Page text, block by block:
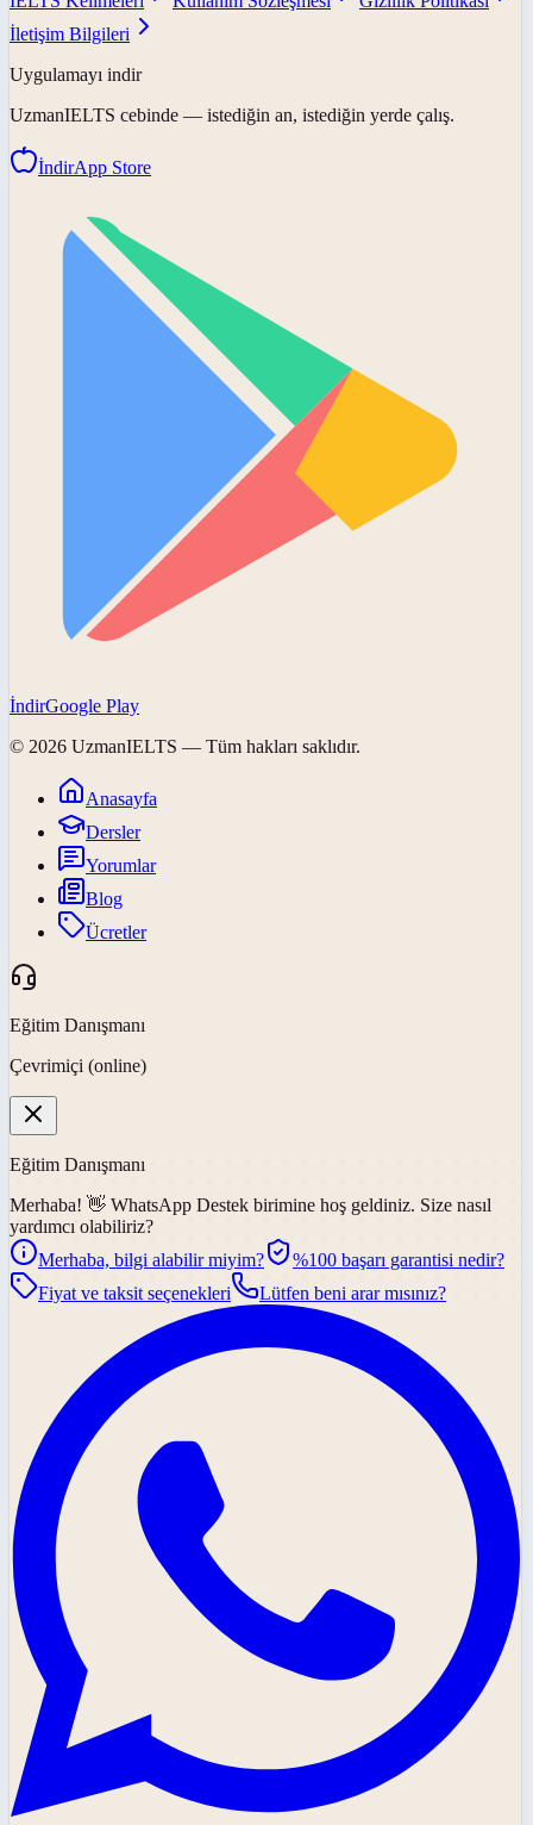
İletişim Bilgileri
Uygulamayı indir
UzmanIELTS cebinde — istediğin an, istediğin yerde çalış.
İndirApp Store
İndirGoogle Play
© 2026 UzmanIELTS — Tüm hakları saklıdır.
Anasayfa
Dersler
Yorumlar
Blog
Ücretler
Eğitim Danışmanı
Çevrimiçi (online)
Eğitim Danışmanı
Merhaba! 👋 WhatsApp Destek birimine hoş geldiniz. Size nasıl
yardımcı olabiliriz?
Merhaba, bilgi alabilir miyim?
%100 başarı garantisi nedir?
Fiyat ve taksit seçenekleri
Lütfen beni arar mısınız?